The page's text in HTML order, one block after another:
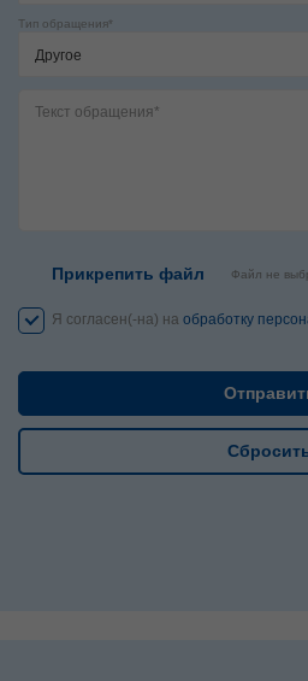
Тип обращения*
Другое
Прикрепить файл Файл не
Я согласен(-на) на обработку